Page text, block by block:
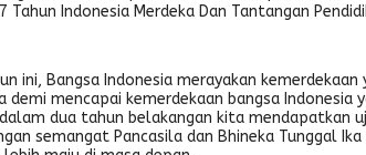
Indonesia Merdeka Dan Tantangan
ini, Bangsa Indonesia merayakan
mencapai kemerdekaan bangsa
dalam dua tahun belakangan kita
semangat Pancasila dan Bhineka